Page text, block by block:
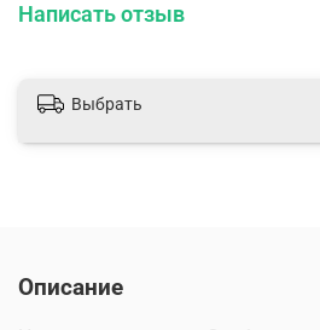
Написать отзыв
Выбрать
Описание